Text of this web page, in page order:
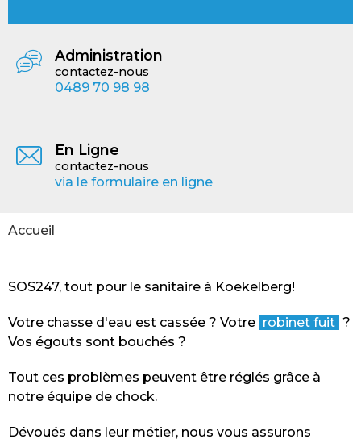
Administration
contactez-nous
0489 70 98 98
En Ligne
contactez-nous
via le formulaire en ligne
Vous
Accueil
SOS247, tout pour le sanitaire à Koekelberg!
Votre chasse d'eau est cassée ? Votre robinet fuit ?
Vos égouts sont bouchés ?
Tout ces problèmes peuvent être réglés grâce à
notre équipe de chock.
Dévoués dans leur métier, nous vous assurons